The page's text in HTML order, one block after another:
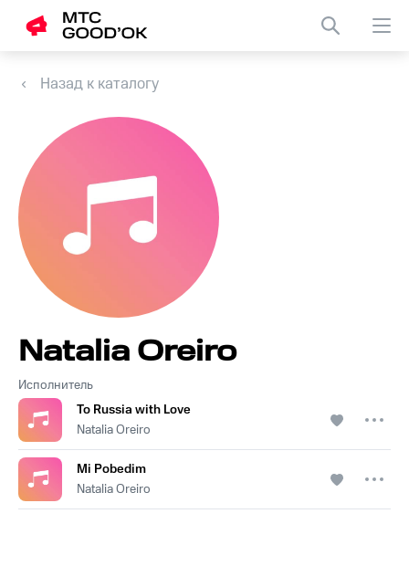
Назад к каталогу
Исполнитель
Natalia Oreiro
To Russia with Love
Natalia Oreiro
Mi Pobedim
Natalia Oreiro